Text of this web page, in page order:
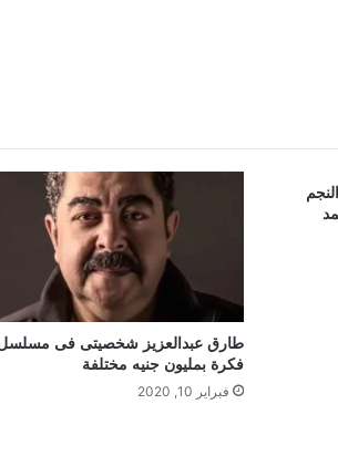
طارق عبدالعزيز شخصيتى فى
فكرة بمليون جنيه مختلفة
فبراير 10, 2020